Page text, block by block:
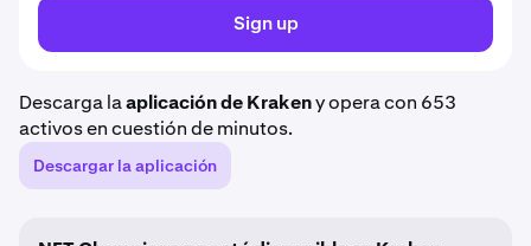
Sign up
Descarga laaplicación de Krakeny opera con 653
activos en cuestión de minutos.
Descargar la aplicación